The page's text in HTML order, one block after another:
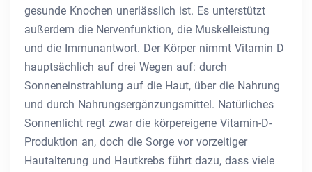
gesunde Knochen unerlässlich ist. Es unterstützt
außerdem die Nervenfunktion, die Muskelleistung
und die Immunantwort. Der Körper nimmt Vitamin D
hauptsächlich auf drei Wegen auf: durch
Sonneneinstrahlung auf die Haut, über die Nahrung
und durch Nahrungsergänzungsmittel. Natürliches
Sonnenlicht regt zwar die körpereigene Vitamin-D-
Produktion an, doch die Sorge vor vorzeitiger
Hautalterung und Hautkrebs führt dazu, dass viele